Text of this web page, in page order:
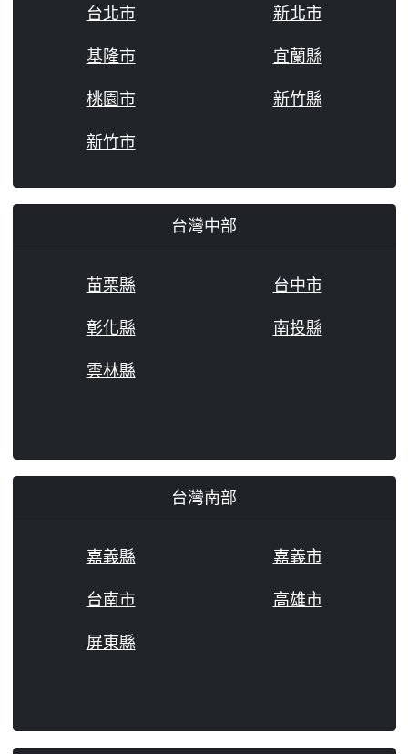
台北市
新北市
基隆市
宜蘭縣
桃園市
新竹縣
新竹市
台灣中部
苗栗縣
台中市
彰化縣
南投縣
雲林縣
台灣南部
嘉義縣
嘉義市
台南市
高雄市
屏東縣